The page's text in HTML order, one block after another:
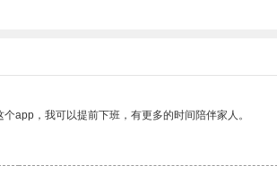
app，我可以提前下班，有更多的时间陪伴家人。